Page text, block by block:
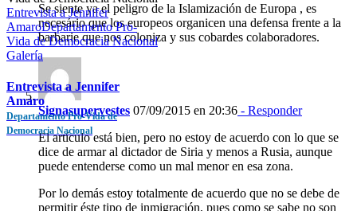
Entrevista a Jennifer
AmaroDepartamento Pro-
Vida de Democracia Nacional
Galería
Entrevista a Jennifer
Amaro
Departamento Pro-Vida de
Democracia Nacional
Se siente ya el peligro de la Islamización de Europa , es
necesário que los europeos organicen una defensa frente a la
barbarie que nos coloniza y sus cobardes colaboradores.
Signasupervestes 07/09/2015 en 20:36 - Responder
El artículo está bien, pero no estoy de acuerdo con lo que se
dice de armar al dictador de Siria y menos a Rusia, aunque
puede entenderse como un mal menor en esa zona.
Por lo demás estoy totalmente de acuerdo que no se debe de
permitir éste tipo de inmigración, pues como se sabe no son